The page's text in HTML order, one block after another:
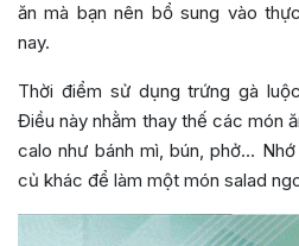
ăn mà bạn nên bổ sung vào
nay.
Thời điểm sử dụng trứng gà
Điều này nhằm thay thế các món
calo như bánh mì, bún, phở…
củ khác để làm một món salad